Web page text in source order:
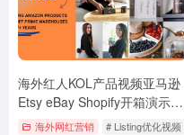
海外红人KOL产品视频亚马逊
Etsy eBay Shopify开箱演示产
品视频拍摄制作｜服装首饰美
海外网红营销 # Listing优化视频